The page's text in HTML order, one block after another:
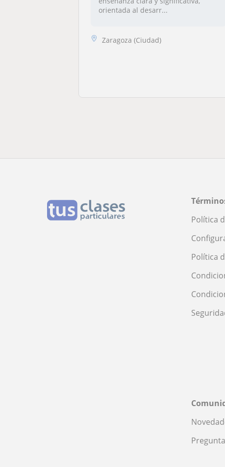
orientada al desarr...
Zaragoza (Ciudad)
Política
Política